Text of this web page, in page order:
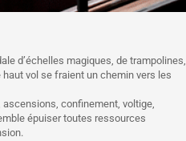
d’échelles magiques, de trampolines,
vol se fraient un chemin vers les
confinement, voltige,
épuiser toutes ressources